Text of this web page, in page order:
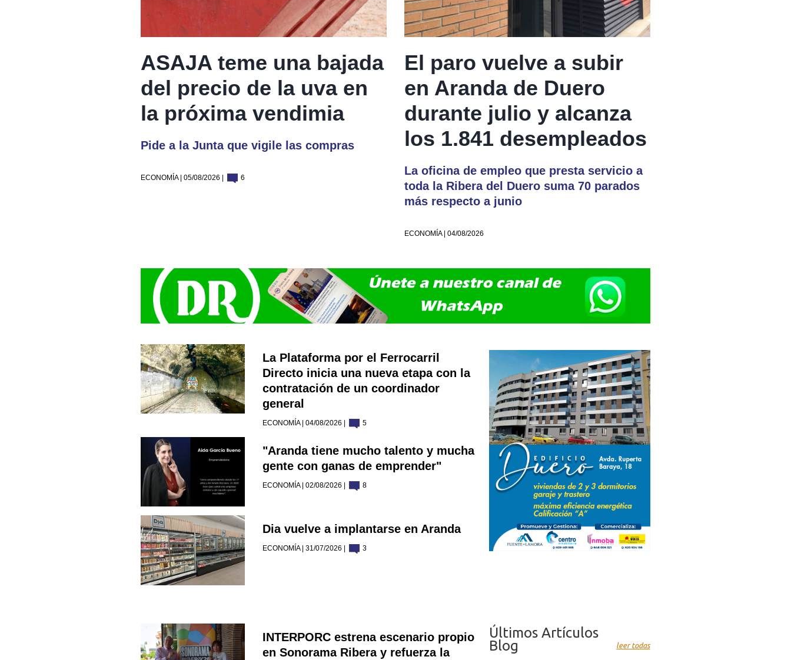
ASAJA teme una bajada
del precio de la uva en
la próxima vendimia
Pide a la Junta que vigile las compras
ECONOMÍA | 05/08/2026 | 6
El paro vuelve a subir
en Aranda de Duero
durante julio y alcanza
los 1.841 desempleados
La oficina de empleo que presta servicio a
toda la Ribera del Duero suma 70 parados
más respecto a junio
ECONOMÍA | 04/08/2026
La Plataforma por el Ferrocarril
Directo inicia una nueva etapa con la
contratación de un coordinador
general
ECONOMÍA | 04/08/2026 | 5
"Aranda tiene mucho talento y mucha
gente con ganas de emprender"
ECONOMÍA | 02/08/2026 | 8
Dia vuelve a implantarse en Aranda
ECONOMÍA | 31/07/2026 | 3
INTERPORC estrena escenario propio
en Sonorama Ribera y refuerza la
Últimos Artículos
Blog
leer todas